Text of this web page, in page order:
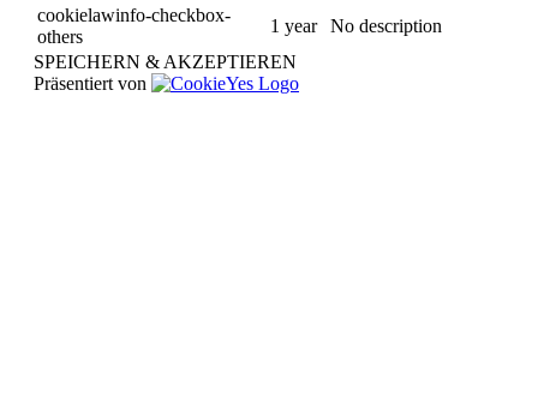
cookielawinfo-checkbox-
others
1 year
No description
SPEICHERN & AKZEPTIEREN
Präsentiert von